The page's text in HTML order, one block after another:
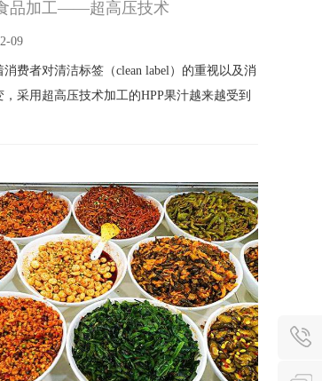
品加工——超高压技术
09
费者对清洁标签（clean label）的重视以及消
，采用超高压技术加工的HPP果汁越来越受到